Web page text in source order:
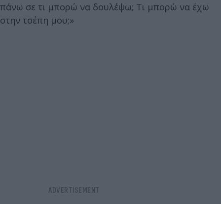
πάνω σε τι μπορώ να δουλέψω; Τι μπορώ να έχω
στην τσέπη μου;»